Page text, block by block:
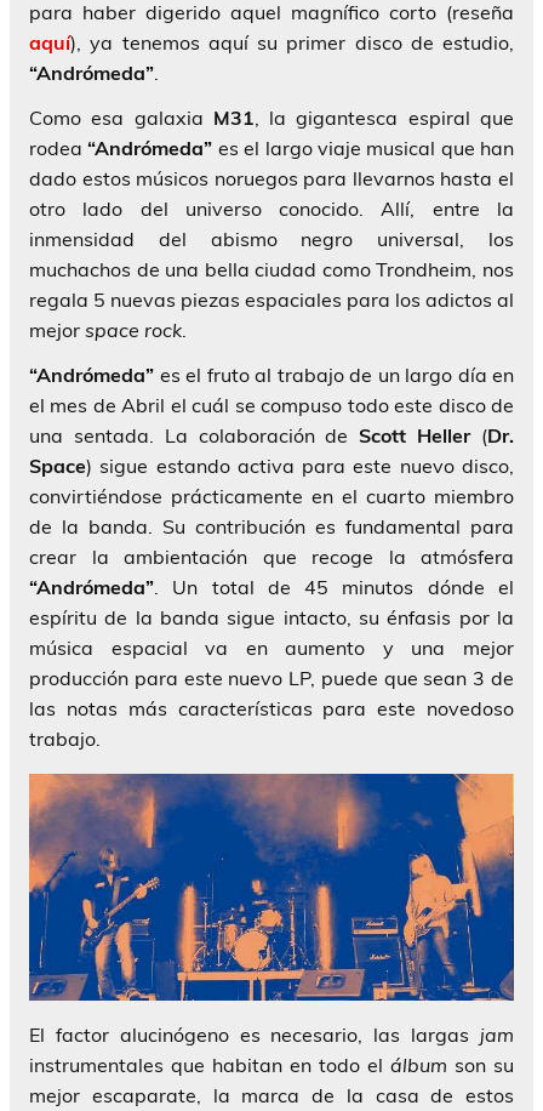
para haber digerido aquel magnífico corto (reseña
aquí), ya tenemos aquí su primer disco de estudio,
“Andrómeda”.
Como esa galaxia M31, la gigantesca espiral que
rodea“Andrómeda” es el largo viaje musical que han
dado estos músicos noruegos para llevarnos hasta el
otro lado del universo conocido. Allí, entre la
inmensidad del abismo negro universal, los
muchachos de una bella ciudad como Trondheim, nos
regala 5 nuevas piezas espaciales para los adictos al
mejor space rock.
“Andrómeda” es el fruto al trabajo de un largo día en
el mes de Abril el cuál se compuso todo este disco de
una sentada. La colaboración deScott Heller(Dr.
Space) sigue estando activa para este nuevo disco,
convirtiéndose prácticamente en el cuarto miembro
de la banda. Su contribución es fundamental para
crear la ambientación que recoge la atmósfera
“Andrómeda”. Un total de 45 minutos dónde el
espíritu de la banda sigue intacto, su énfasis por la
música espacial va en aumento y una mejor
producción para este nuevo LP, puede que sean 3 de
las notas más características para este novedoso
trabajo.
El factor alucinógeno es necesario, las largas jam
instrumentales que habitan en todo el álbum son su
mejor escaparate, la marca de la casa de estos